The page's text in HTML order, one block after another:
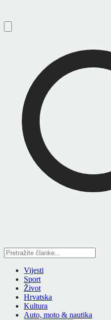
Vijesti
Sport
Život
Hrvatska
Kultura
Auto, moto & nautika